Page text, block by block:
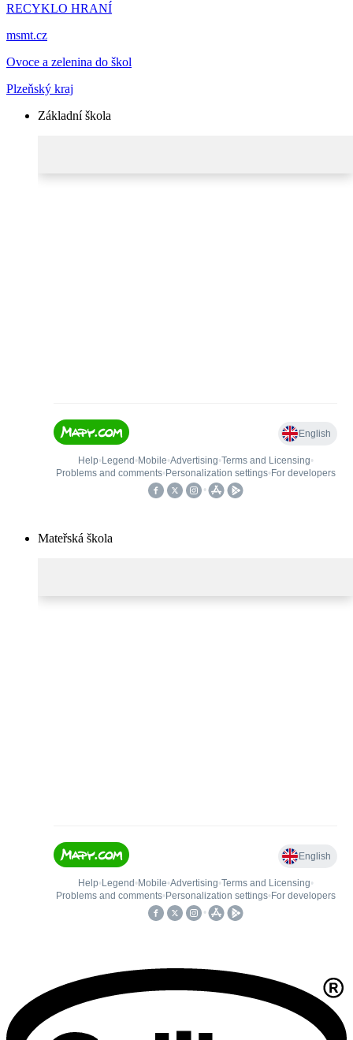
RECYKLO HRANÍ
msmt.cz
Ovoce a zelenina do škol
Plzeňský kraj
Základní škola
Mateřská škola